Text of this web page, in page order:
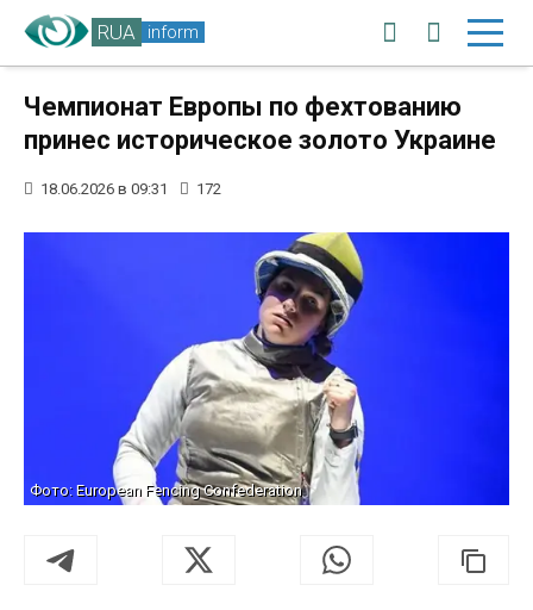
RUA inform
Чемпионат Европы по фехтованию
принес историческое золото Украине
18.06.2026 в 09:31 172
Фото: European Fencing Confederation